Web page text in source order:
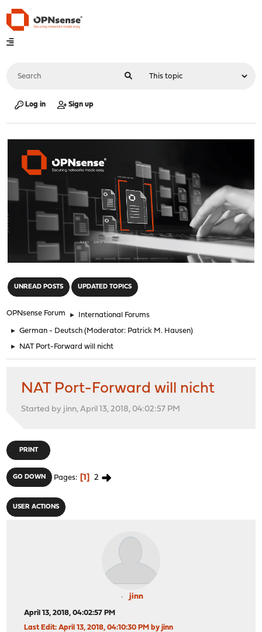
Log in Sign up
UNREAD POSTS UPDATED TOPICS
OPNsense Forum ► International Forums
► German - Deutsch (Moderator: Patrick M. Hausen)
► NAT Port-Forward will nicht
NAT Port-Forward will nicht
Started by jinn, April 13, 2018, 04:02:57 PM
PRINT
GO DOWN Pages 1 2
USER ACTIONS
jinn
April 13, 2018, 04:02:57 PM
Last Edit: April 13, 2018, 04:10:30 PM by jinn